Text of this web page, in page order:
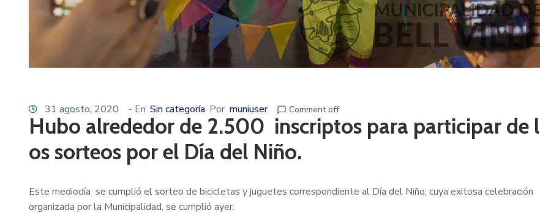
31 agosto, 2020 - En Sin categoría Por muniuser Comment off
Hubo alrededor de 2.500 inscriptos para participar de l
os sorteos por el Día del Niño.
Este mediodía se cumplió el sorteo de bicicletas y juguetes correspondiente al Día del Niño, cuya exitosa celebración
organizada por la Municipalidad, se cumplió ayer.